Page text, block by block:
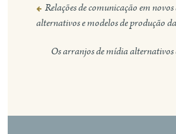
Navegação
Post
Relações de comunicação em
alternativos e modelos de produção
Os arranjos de mídia alternativos